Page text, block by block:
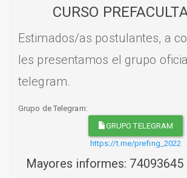
CURSO
Estimados/as postulantes, a
les presentamos el grupo
telegram.
Grupo de Telegram:
GRUPO TELEGRAM
https://t.me/prefing_2022
Mayores informes: 74093645